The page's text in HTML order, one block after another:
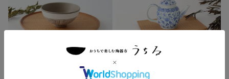
飯碗 AKI 陶器 象嵌 美濃焼
ティーポット 七宝花唐草 磁器 有